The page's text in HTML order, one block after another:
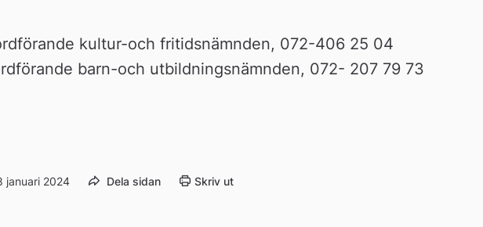
kultur-och fritidsnämnden, 072-406 25 04
barn-och utbildningsnämnden, 072- 207 79 73
januari 2024 Dela sidan Skriv ut